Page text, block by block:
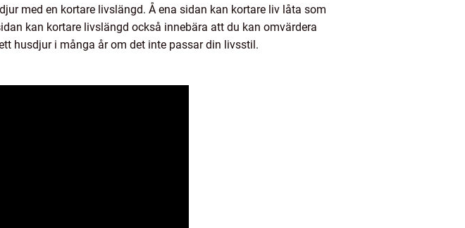
med en kortare livslängd. Å ena sidan kan kortare liv låta som
kan kortare livslängd också innebära att du kan omvärdera
husdjur i många år om det inte passar din livsstil.